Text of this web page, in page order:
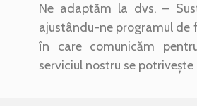
Ne adaptăm la dvs. –
ajustându-ne programul de
în care comunicăm
serviciul nostru se potrivește